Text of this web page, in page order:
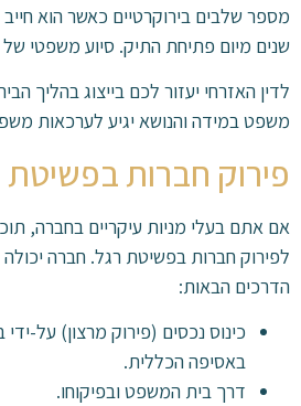
שנים מיום פתיחת התיק. סיוע משפטי של
לדין האזרחי יעזור לכם בייצוג בהליך
משפט במידה והנושא יגיע לערכאות
פירוק חברות בפשיטת
אם אתם בעלי מניות עיקריים בחברה,
הדרכים הבאות:
כינוס נכסים (פירוק מרצון) על-ידי
באסיפה הכללית.
דרך בית המשפט ובפיקוחו.